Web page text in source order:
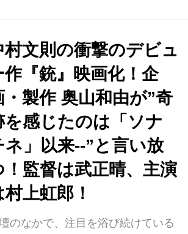
導く衝動――。 モノクロで描かれ
日常に潜む狂気、 抑えられない危険
欲求の行方は？ 文壇のなかで、注目
浴び続けている作家・中村文則のデ
ー作「銃」（02年新潮新人賞受
。英訳『The Gun』は16年「ウォー
ストリート・ジャーナル」年間ベ
ミステリー10冊選出）。野間文芸
賞（04年「遮光」）、...
村文則の衝撃のデビュ
作『銃』映画化！企
・製作 奥山和由が”奇
を感じたのは「ソナ
ネ」以来--”と言い放
！監督は武正晴、主演
村上虹郎！
のなかで、注目を浴び続けている